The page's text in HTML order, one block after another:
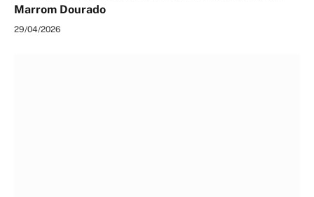
Marrom Dourado
29/04/2026